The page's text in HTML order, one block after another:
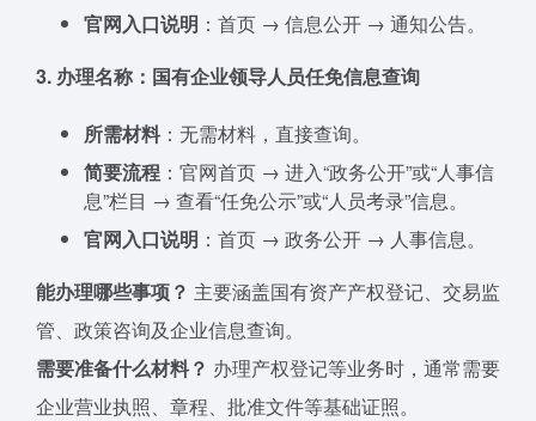
官网入口说明 ：首页 → 信息公开 → 通知公告。
3. 办理名称：国有企业领导人员任免信息查询
所需材料：无需材料，直接查询。
简要流程 ：官网首页 → 进入“政务公开”或“人事信
息”栏目 → 查看“任免公示”或“人员考录”信息。
官网入口说明 ：首页 → 政务公开 → 人事信息。
能办理哪些事项？ 主要涵盖国有资产产权登记、交易监
管、政策咨询及企业信息查询。
需要准备什么材料？ 办理产权登记等业务时，通常需要
企业营业执照、章程、批准文件等基础证照。